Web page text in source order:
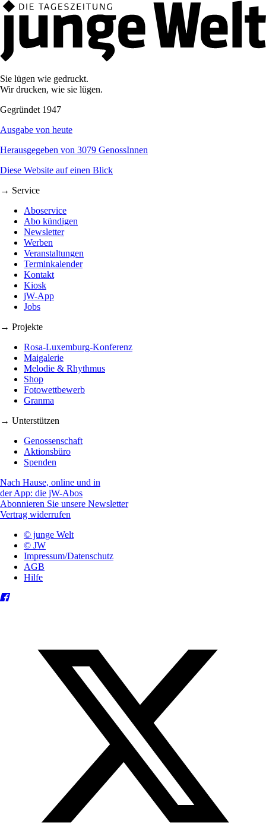
Sie lügen wie gedruckt.
Wir drucken, wie sie lügen.
Gegründet 1947
Ausgabe von heute
Herausgegeben von 3079 GenossInnen
Diese Website auf einen Blick
→ Service
Aboservice
Abo kündigen
Newsletter
Werben
Veranstaltungen
Terminkalender
Kontakt
Kiosk
jW-App
Jobs
→ Projekte
Rosa-Luxemburg-Konferenz
Maigalerie
Melodie & Rhythmus
Shop
Fotowettbewerb
Granma
→ Unterstützen
Genossenschaft
Aktionsbüro
Spenden
Nach Hause, online und in
der App: die jW-Abos
Abonnieren Sie unsere Newsletter
Vertrag widerrufen
© junge Welt
© JW
Impressum/Datenschutz
AGB
Hilfe